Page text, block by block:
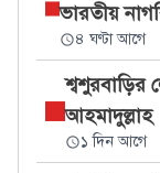
ভারতীয়
৪ ঘণ্টা আগে
শ্বশুরবাড়ির
আহমাদুল্লাহ
১ দিন আগে